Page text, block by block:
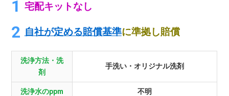
宅配キットなし
自社が定める賠償基準に準拠し賠償
洗浄方法・洗
剤
手洗い・オリジナル洗剤
洗浄水のppm 不明